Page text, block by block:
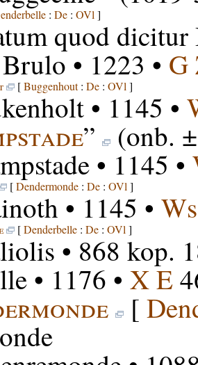
: De: OVl ]
quod
• 1223 • G
[Buggenhout: De: OVl ]
• 1145 •
” (onb.
• 1145 •
[Dendermonde: De: OVl ]
• 1145 •
[Denderbelle: De: OVl ]
• 868 kop.
• 1176 • X E
[